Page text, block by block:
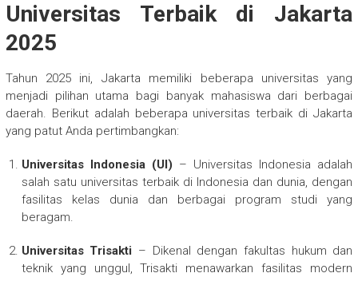
Universitas Terbaik di Jakarta
2025
Tahun 2025 ini, Jakarta memiliki beberapa universitas yang
menjadi pilihan utama bagi banyak mahasiswa dari berbagai
daerah. Berikut adalah beberapa universitas terbaik di Jakarta
yang patut Anda pertimbangkan:
Universitas Indonesia (UI) – Universitas Indonesia adalah
salah satu universitas terbaik di Indonesia dan dunia, dengan
fasilitas kelas dunia dan berbagai program studi yang
beragam.
Universitas Trisakti – Dikenal dengan fakultas hukum dan
teknik yang unggul, Trisakti menawarkan fasilitas modern